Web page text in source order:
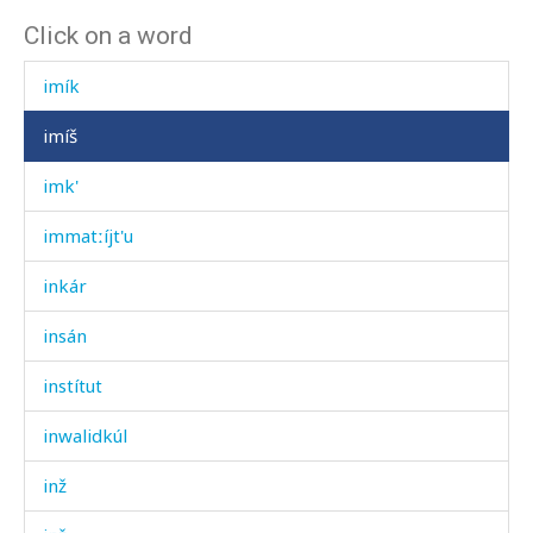
Click on a word
imcː'ə-χːʷalli
imík
imíš
imk'
immatːíjt'u
inkár
insán
instítut
inwalidkúl
inž